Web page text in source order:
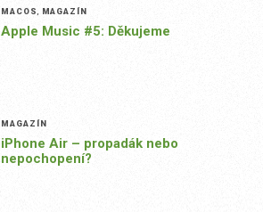
MACOS MAGAZÍN
Apple Music #5: Děkujeme
MAGAZÍN
iPhone Air – propadák nebo
nepochopení?